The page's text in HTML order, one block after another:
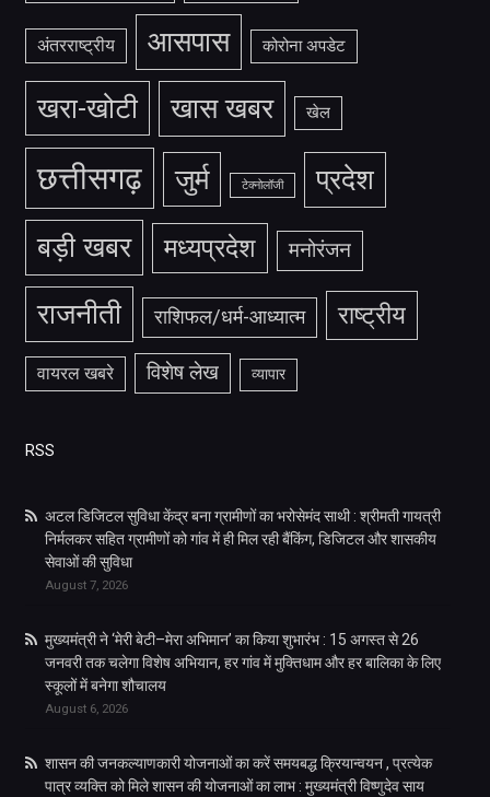
अंतरराष्ट्रीय आसपास कोरोना अपडेट
खरा-खोटी खास खबर खेल
छत्तीसगढ़ जुर्म टेक्नोलॉजी प्रदेश
बड़ी खबर मध्यप्रदेश मनोरंजन
राजनीती राशिफल/धर्म-आध्यात्म राष्ट्रीय
वायरल खबरे विशेष लेख व्यापार
RSS
अटल डिजिटल सुविधा केंद्र बना ग्रामीणों का भरोसेमंद साथी : श्रीमती गायत्री
निर्मलकर सहित ग्रामीणों को गांव में ही मिल रही बैंकिंग, डिजिटल और शासकीय
सेवाओं की सुविधा
August 7, 2026
मुख्यमंत्री ने ‘मेरी बेटी–मेरा अभिमान’ का किया शुभारंभ : 15 अगस्त से 26
जनवरी तक चलेगा विशेष अभियान, हर गांव में मुक्तिधाम और हर बालिका के लिए
स्कूलों में बनेगा शौचालय
August 6, 2026
शासन की जनकल्याणकारी योजनाओं का करें समयबद्ध क्रियान्वयन , प्रत्येक
पात्र व्यक्ति को मिले शासन की योजनाओं का लाभ : मुख्यमंत्री विष्णुदेव साय